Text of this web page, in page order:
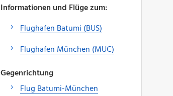
Informationen und Flüge zum:
Flughafen Batumi (BUS)
Flughafen München (MUC)
Gegenrichtung
Flug Batumi-München